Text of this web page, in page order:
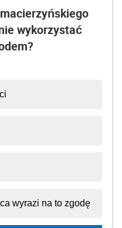
wykorzystać
wyrazi na to zgodę